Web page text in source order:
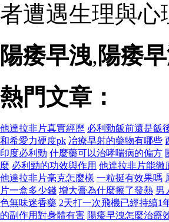
者遭遇生理與
陽痿早洩, 陽痿
熱門文章：
他達拉非片真實經歷 必利勁飯前還是飯
和希愛力硬度pk 冶療早射的藥物有哪些
印度必利勁 什麼藥可以治哮喘病的偏方
麼 必利勁的功效與作用 他達拉非片能徹
他達拉非片毫克怎麼樣 一粒挺有效果嗎
片一盒多少錢 增大膏為什麼擦了發熱 男
色無味迷香藥 2天打一次飛機已經持續1
的副作用對身體有害 陽痿早洩怎麼治療